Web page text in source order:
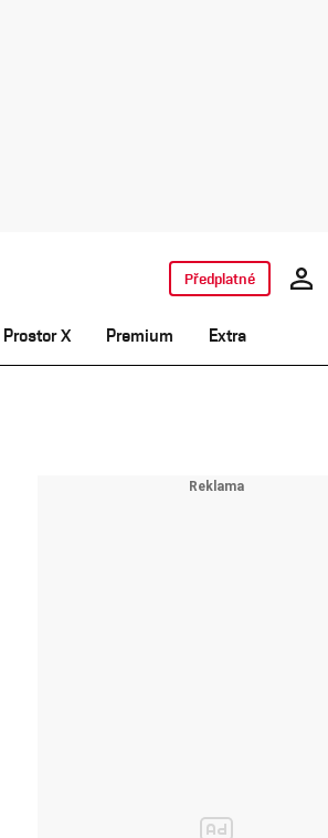
Prostor X Premium Extra
Předplatné